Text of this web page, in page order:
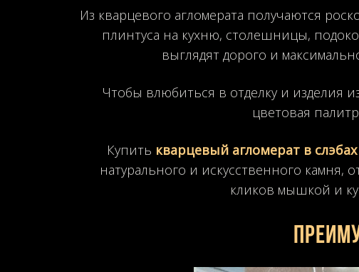
Из кварцевого агломерата получаются
плинтуса на кухню, столешницы,
выглядят дорого и
Чтобы влюбиться в отделку и изделия
цветовая
Купить кварцевый агломерат в слэбах
натурального и искусственного камня,
кликов мышкой и